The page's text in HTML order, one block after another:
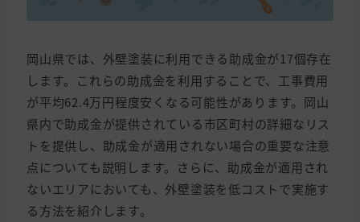
岡山県では、外壁塗装に利用できる助成金が17個存在
します。これらの助成金を利用することで、工事費用
が平均62.4万円程度安くなる可能性があります。岡山
県内で助成金が提供されている市区町村の詳細なリス
トを提供し、助成金が適用されない場合の重要な注意
点についても説明します。さらに、助成金が適用され
ないエリアにおいても、外壁塗装を低コストで実施す
る方法を紹介します。